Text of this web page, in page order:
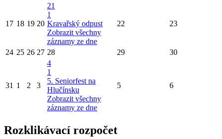
17 18 19 20
21
1
Kravařský odpust
Zobrazit všechny
záznamy ze dne
22 23
24 25 26 27 28 29 30
31 1 2 3
4
1
5. Seniorfest na
Hlučínsku
Zobrazit všechny
záznamy ze dne
5 6
Rozklikávací rozpočet